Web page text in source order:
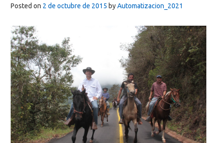
Posted on 2 de octubre de 2015 byAutomatizacion_2021